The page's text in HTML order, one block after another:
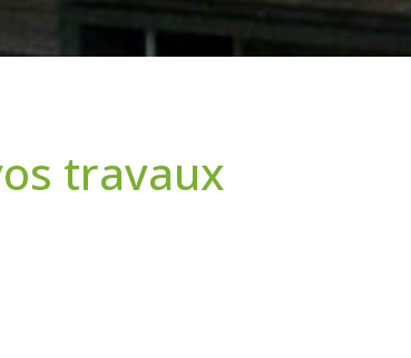
travaux